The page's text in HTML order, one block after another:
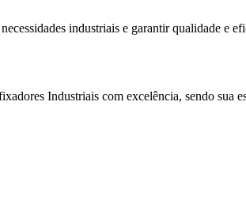
industriais e garantir qualidade e
Industriais com excelência, sendo sua